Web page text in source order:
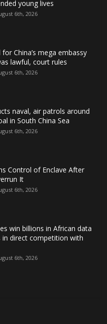
young lives
6th, 2026
China’s mega embassy
lawful, court rules
6th, 2026
naval, air patrols around
in South China Sea
6th, 2026
Control of Enclave After
It
6th, 2026
win billions in African data
in direct competition with
6th, 2026
Iran and North Korea